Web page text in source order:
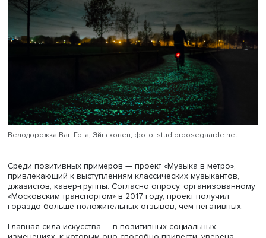
В качестве примера она рассказала, как велодорожки
Эйндховена — города на юге Нидерландов — были
отреставрированы и оформлены в стилистике работ
В России, по словам Химены Фуэнтес, также есть место
развитию творческой среды, хотя централизация
крупных городах и несерьезное отношение к
художников зачастую сдерживают этот процесс.